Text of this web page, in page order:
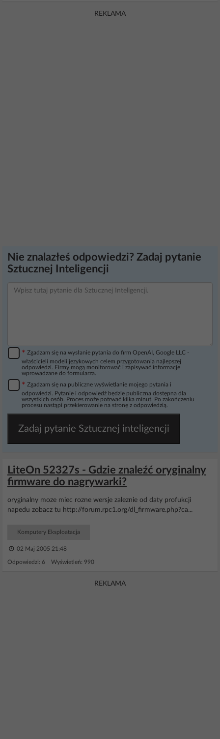
REKLAMA
Nie znalazłeś odpowiedzi? Zadaj pytanie
Sztucznej Inteligencji
* Zgadzam się na wysłanie pytania do firm OpenAI, Google LLC -
właścicieli modeli językowych celem przygotowania najlepszej
odpowiedzi. Firmy mogą monitorować i zapisywać informacje
wprowadzane do formularza.
* Zgadzam się na publiczne wyświetlanie mojego pytania i
odpowiedzi. Pytanie i odpowiedź będzie publiczna dostępna dla
wszystkich osób. Proces może potrwać kilka minut. Po zakończeniu
procesu nastąpi przekierowanie na stronę z odpowiedzią.
Zadaj pytanie Sztucznej inteligencji
LiteOn 52327s - Gdzie znaleźć oryginalny
firmware do nagrywarki?
oryginalny moze miec rozne wersje zaleznie od daty profukcji
napedu zobacz tu http://forum.rpc1.org/dl_firmware.php?ca...
Komputery Eksploatacja
02 Maj 2005 21:48
Odpowiedzi: 6 Wyświetleń: 990
REKLAMA